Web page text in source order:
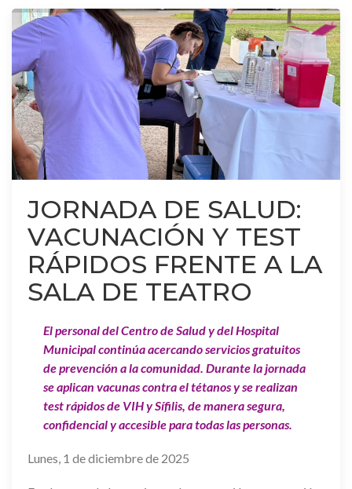
JORNADA DE SALUD:
VACUNACIÓN Y TEST
RÁPIDOS FRENTE A LA
SALA DE TEATRO
El personal del Centro de Salud y del Hospital
Municipal continúa acercando servicios gratuitos
de prevención a la comunidad. Durante la jornada
se aplican vacunas contra el tétanos y se realizan
test rápidos de VIH y Sífilis, de manera segura,
confidencial y accesible para todas las personas.
Lunes, 1 de diciembre de 2025